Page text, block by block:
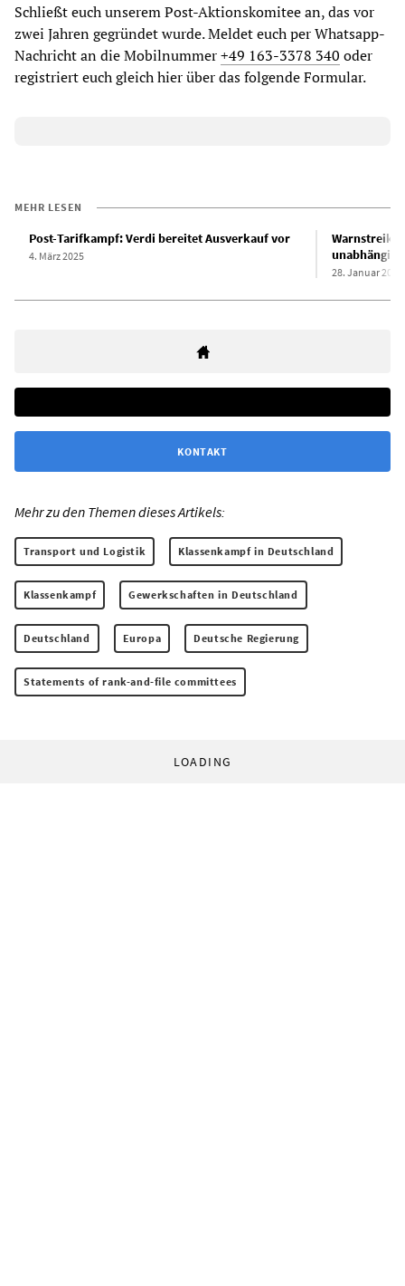
Schließt euch unserem Post-Aktionskomitee an, das vor
zwei Jahren gegründet wurde. Meldet euch per Whatsapp-
Nachricht an die Mobilnummer+49 163-3378 340 oder
registriert euch gleich hier über das folgende Formular.
MEHR LESEN
Post-Tarifkampf: Verdi bereitet Ausverkauf vor
4. März 2025
Warnstreiks
28. Januar 2025
KONTAKT
Mehr zu den Themen dieses Artikels:
Transport und Logistik Klassenkampf in Deutschland
Klassenkampf Gewerkschaften in Deutschland
Deutschland Europa Deutsche Regierung
Statements of rank-and-file committees
LOADING